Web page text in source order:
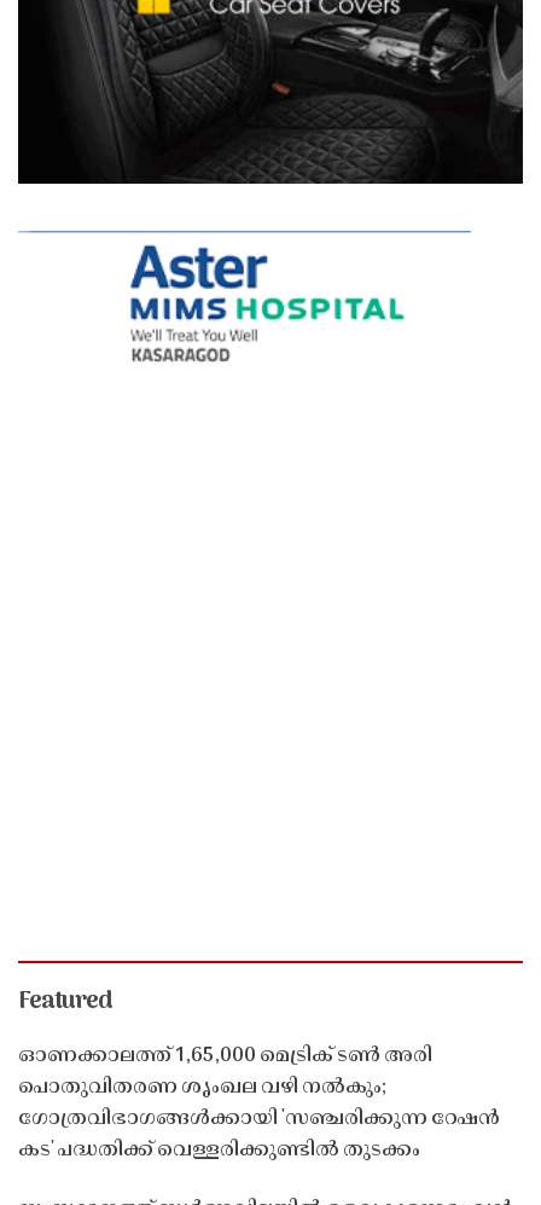
Featured
ഓണക്കാലത്ത് 1,65,000 മെട്രിക് ടൺ അരി
പൊതുവിതരണ ശൃംഖല വഴി നൽകും;
ഗോത്രവിഭാഗങ്ങൾക്കായി 'സഞ്ചരിക്കുന്ന റേഷൻ
കട' പദ്ധതിക്ക് വെള്ളരിക്കുണ്ടിൽ തുടക്കം